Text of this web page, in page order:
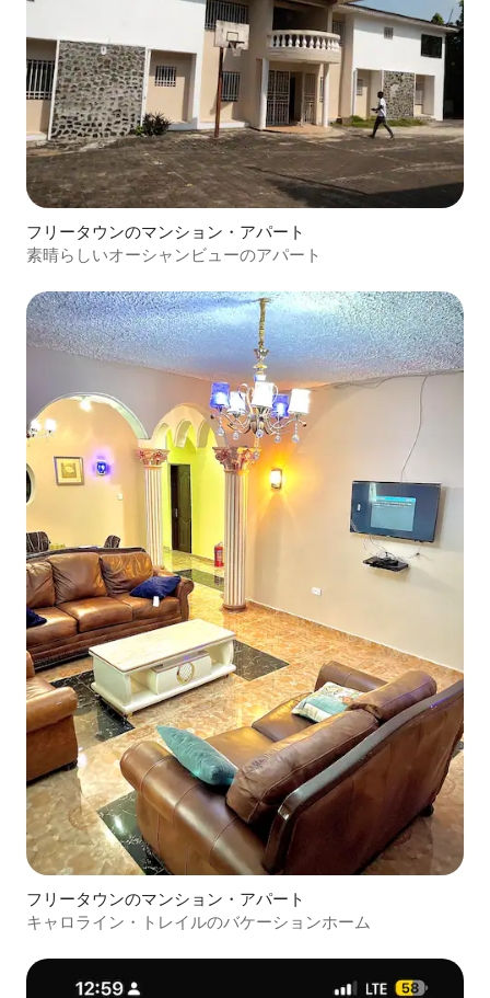
フリータウンのマンション・アパート
素晴らしいオーシャンビューのアパート
フリータウンのマンション・アパート
キャロライン・トレイルのバケーションホーム